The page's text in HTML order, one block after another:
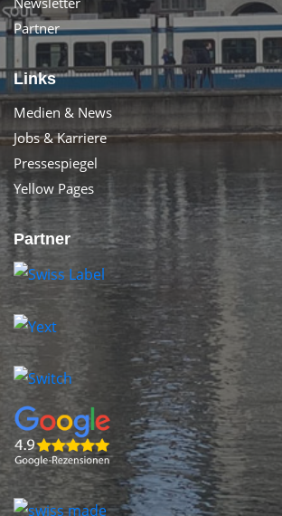
Partner
Links
Medien & News
Jobs & Karriere
Pressespiegel
Yellow Pages
Partner